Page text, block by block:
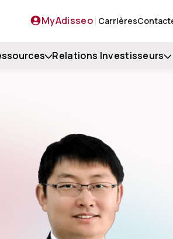
MyAdisseo Carrières
Relations Investisseurs